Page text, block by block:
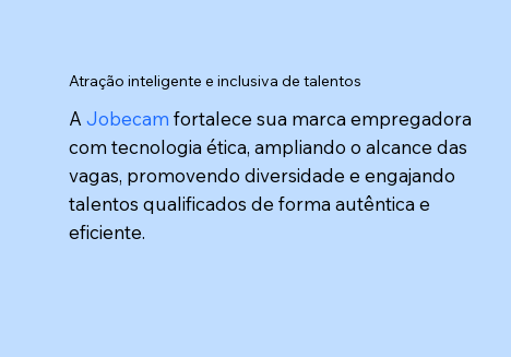
Atração inteligente e inclusiva de talentos
A Jobecam fortalece sua marca empregadora
com tecnologia ética, ampliando o alcance das
vagas, promovendo diversidade e engajando
talentos qualificados de forma autêntica e
eficiente.